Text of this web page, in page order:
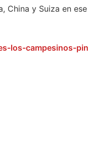
China y Suiza en
los-campesinos-